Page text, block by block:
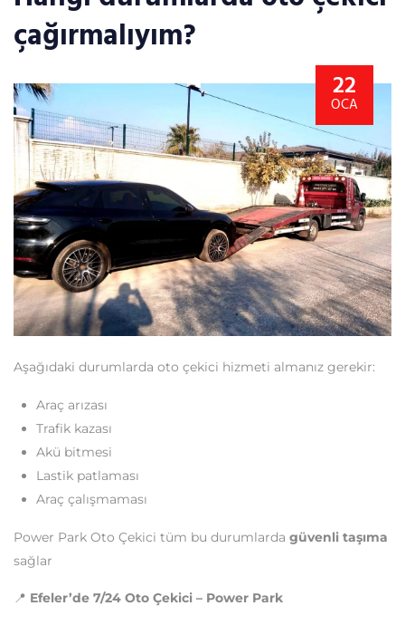
çağırmalıyım?
22
OCA
Aşağıdaki durumlarda oto çekici hizmeti almanız gerekir:
Araç arızası
Trafik kazası
Akü bitmesi
Lastik patlaması
Araç çalışmaması
Power Park Oto Çekici tüm bu durumlarda güvenli taşıma
sağlar
📍 Efeler’de 7/24 Oto Çekici – Power Park